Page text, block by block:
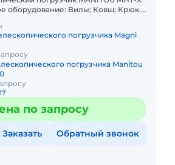
оборудование: Вилы; Ковш; Крюк.
погрузчика Magni
погрузчика Manitou
по запросу
Заказать Обратный звонок